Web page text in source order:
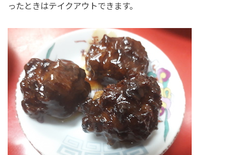
ったときはテイクアウトできます。